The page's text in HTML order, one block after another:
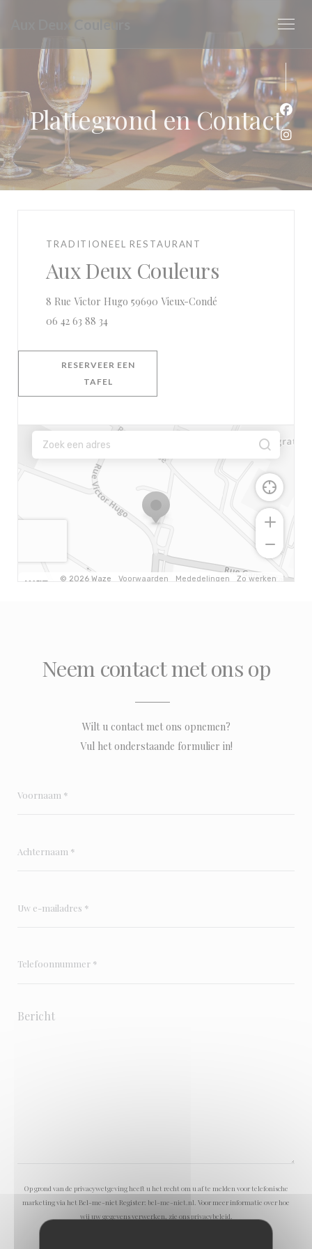
Plattegrond en Contact
TRADITIONEEL RESTAURANT
Aux Deux Couleurs
8 Rue Victor Hugo 59690 Vieux-Condé
06 42 63 88 34
RESERVEER EEN
TAFEL
Neem contact met ons op
Wilt u contact met ons opnemen?
Vul het onderstaande formulier in!
Op grond van de privacywetgeving heeft u het recht om u af te melden voor telefonische
marketing via het Bel-me-niet Register: bel-me-niet.nl . Voor meer informatie over hoe
wij uw gegevens verwerken, zie ons privacybeleid